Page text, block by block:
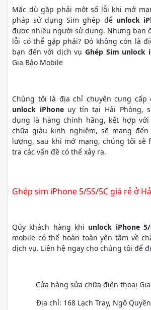
Mặc dù gặp phải một số lỗi khi mở
pháp sử dụng Sim ghép để unlock
được nhiều người sử dụng. Nhưng bạn
lỗi có thể gặp phải? Đó không còn là
bạn đến với dịch vụ Ghép Sim unlock
Gia Bảo Mobile
Chúng tôi là địa chỉ chuyên cung
unlock iPhoneuy tín tại Hải Phòng,
dụng là hàng chính hãng, kết hợp
chữa giàu kinh nghiệm, sẽ mang
lượng, sau khi mở mạng, chúng tôi sẽ
tra các vấn đề có thể xảy ra.
Ghép sim iPhone 5/5S/5C giá rẻ ở
Qúy khách hàng khi unlock iPhone 5/
mobile có thể hoàn toàn yên tâm về
dịch vụ. Liên hệ ngay cho chúng tôi để
Cửa hàng sửa chữa điện thoại
Địa chỉ: 168 Lạch Tray, Ngô